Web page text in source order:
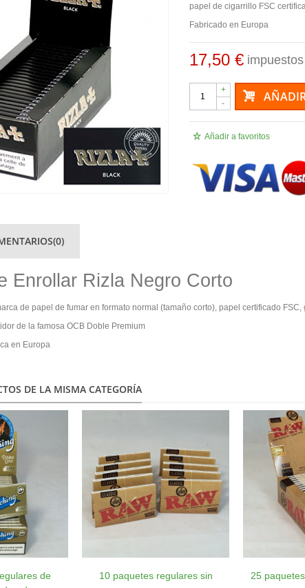
papel de cigarrillo FSC
Fabricado en Europa
17,50 €
-
+
Añadir a favoritos
Enrollar Rizla Negro Corto
de papel de fumar en formato normal (tamaño corto), papel certificado
de la famosa OCB Doble Premium
en Europa
DE LA MISMA CATEGORÍA
de
10 paquetes regulares sin
25